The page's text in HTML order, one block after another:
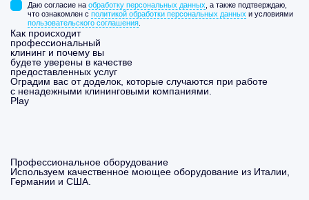
Даю согласие на обработку персональных данных , а также подтверждаю,
что ознакомлен с политикой обработки персональных данных и условиями
пользовательского соглашения
Как происходит
профессиональный
клининг и почему вы
будете уверены в качестве
предоставленных услуг
Оградим вас от доделок, которые случаются при работе
с ненадежными клининговыми компаниями.
Play
Профессиональное оборудование
Используем качественное моющее оборудование из Италии,
Германии и США.